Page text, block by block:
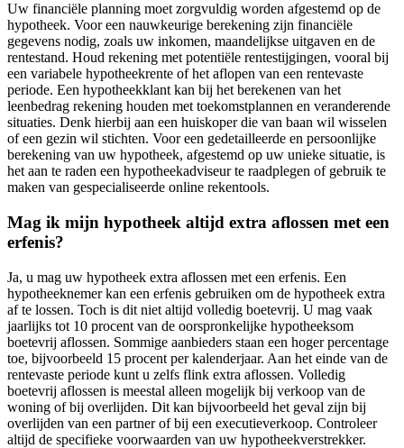
Uw financiële planning moet zorgvuldig worden afgestemd op de
hypotheek. Voor een nauwkeurige berekening zijn financiële
gegevens nodig, zoals uw inkomen, maandelijkse uitgaven en de
rentestand. Houd rekening met potentiële rentestijgingen, vooral bij
een variabele hypotheekrente of het aflopen van een rentevaste
periode. Een hypotheekklant kan bij het berekenen van het
leenbedrag rekening houden met toekomstplannen en veranderende
situaties. Denk hierbij aan een huiskoper die van baan wil wisselen
of een gezin wil stichten. Voor een gedetailleerde en persoonlijke
berekening van uw hypotheek, afgestemd op uw unieke situatie, is
het aan te raden een hypotheekadviseur te raadplegen of gebruik te
maken van gespecialiseerde online rekentools.
Mag ik mijn hypotheek altijd extra aflossen met een
erfenis?
Ja, u mag uw hypotheek extra aflossen met een erfenis. Een
hypotheeknemer kan een erfenis gebruiken om de hypotheek extra
af te lossen. Toch is dit niet altijd volledig boetevrij. U mag vaak
jaarlijks tot 10 procent van de oorspronkelijke hypotheeksom
boetevrij aflossen. Sommige aanbieders staan een hoger percentage
toe, bijvoorbeeld 15 procent per kalenderjaar. Aan het einde van de
rentevaste periode kunt u zelfs flink extra aflossen. Volledig
boetevrij aflossen is meestal alleen mogelijk bij verkoop van de
woning of bij overlijden. Dit kan bijvoorbeeld het geval zijn bij
overlijden van een partner of bij een executieverkoop. Controleer
altijd de specifieke voorwaarden van uw hypotheekverstrekker.